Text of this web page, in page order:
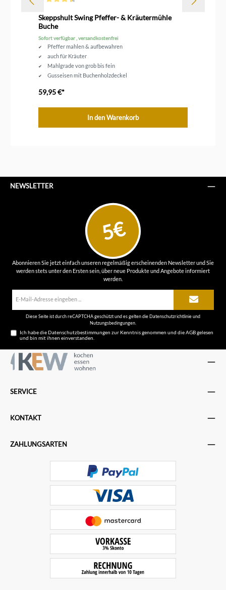
Skeppshult Swing Pfeffer- & Kräutermühle
Buche
Sofort verfügbar , versandkostenfrei
Pfeffer mahlen & aufbewahren
auch für Kräuter
Mahlgrade von grob bis fein
Gusseisen mit Buchenholzdeckel
59,95 €*
In den Warenkorb
NEWSLETTER
5€
Abonnieren Sie jetzt einfach unseren regelmäßig erscheinenden Newsletter und Sie
werden stets unter den Ersten sein, über neue Produkte und Angebote informiert
werden.
Diese Seite ist durch reCAPTCHA geschützt und es gelten die Datenschutzrichtlinieund
Nutzungsbedingungen.
Ich habe dieDatenschutzbestimmungen zur Kenntnis genommen und dieAGBgelesen
und bin mit ihnen einverstanden.
SERVICE
KONTAKT
ZAHLUNGSARTEN